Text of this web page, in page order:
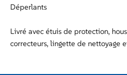
Déperlants
Livré avec étuis de protection,
correcteurs, lingette de nettoyage